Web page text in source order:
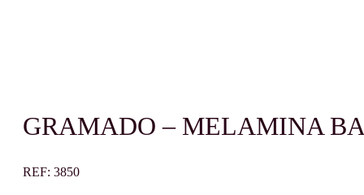
GRAMADO – MELAMINA
REF: 3850